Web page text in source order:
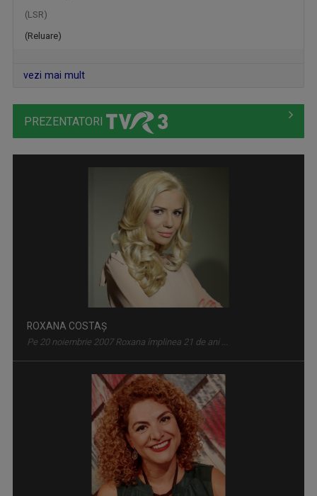
DRUMUL LUI LEȘE
CĂLĂTOR DE MESERIE
Vineri, ora 18:20, la TVR Tg. Mureș; sâmbătă, ...
FORUM ECONOMIC
Luni-vineri, ora 16.00
(LSR)
(Reluare)
vezi mai mult
PREZENTATORI
SIMONA MUȘUROI
Simona Mușuroi prezintă emisiunea "Regiunea în ...